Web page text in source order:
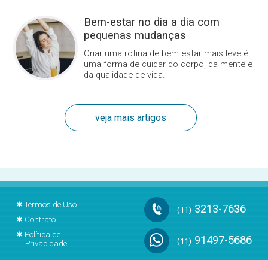
Bem-estar no dia a dia com
pequenas mudanças
Criar uma rotina de bem estar mais leve é
uma forma de cuidar do corpo, da mente e
da qualidade de vida.
veja mais artigos
✱Termos de Uso
✱ Contrato
✱ Política de
Privacidade
(11) 3213-7636
(11) 91497-5686